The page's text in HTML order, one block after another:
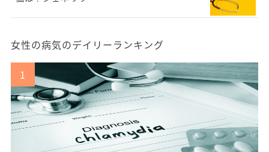
女性の病気のデイリーランキング